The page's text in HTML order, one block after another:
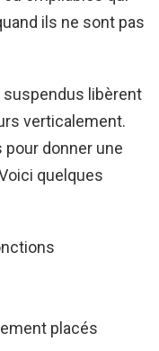
ils ne sont pas
libèrent
verticalement.
pour donner une
quelques
placés